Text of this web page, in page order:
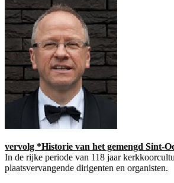
vervolg *Historie van het gemengd Sint-
In de rijke periode van 118 jaar
plaatsvervangende dirigenten en organisten.